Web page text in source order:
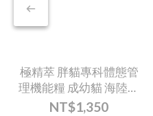
極精萃 胖貓專科體態管
理機能糧 成幼貓 海陸總
匯（1.8kg/包）---1入
NT$1,350